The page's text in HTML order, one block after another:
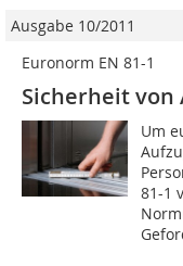
Ausgabe 10/2011
Euronorm EN 81-1
Sicherheit von
Um
81-1